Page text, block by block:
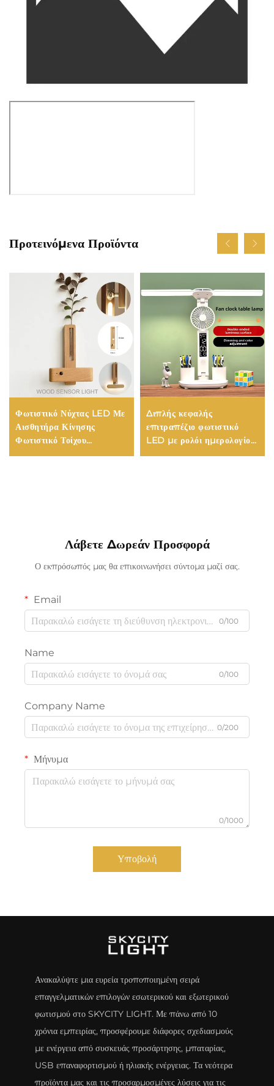
Προτεινόμενα Προϊόντα
Φωτιστικό Νύχτας LED Με
Αισθητήρα Κίνησης
Φωτιστικό Τοίχου
Επαναφορτιζόμενο USB
Διπλής κεφαλής
επιτραπέζιο φωτιστικό
LED με ρολόι ημερολογίου
και ανεμιστήρα Φωτιστικό
Λάβετε Δωρεάν Προσφορά
Ο εκπρόσωπός μας θα επικοινωνήσει σύντομα μαζί σας.
Email
0/100
Name
0/100
Company Name
0/200
Μήνυμα
0/1000
Υποβολή
Ανακαλύψτε μια ευρεία τροποποιημένη σειρά
επαγγελματικών επιλογών εσωτερικού και εξωτερικού
φωτισμού στο SKYCITY LIGHT. Με πάνω από 10
χρόνια εμπειρίας, προσφέρουμε διάφορες σχεδιασμούς
με ενέργεια από συσκευάς προσάρτησης, μπαταρίας,
USB επαναφορτισμού ή ηλιακής ενέργειας. Τα νεότερα
προϊόντα μας και τις προσαρμοσμένες λύσεις για τις